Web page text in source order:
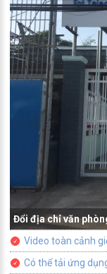
Đổi địa chỉ văn
Video toàn cảnh
Có thể tải ứng